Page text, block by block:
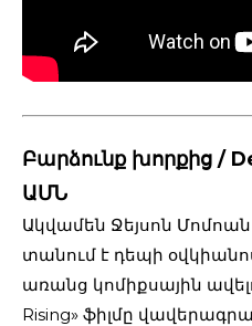
Բարձունք խորքից /
ԱՄՆ
Ակվամեն Ջեյսոն
տանում է դեպի
առանց կոմիքսային
Rising» ֆիլմը